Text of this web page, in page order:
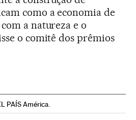
como a economia de
a natureza e o
o comitê dos prêmios
PAÍS América.